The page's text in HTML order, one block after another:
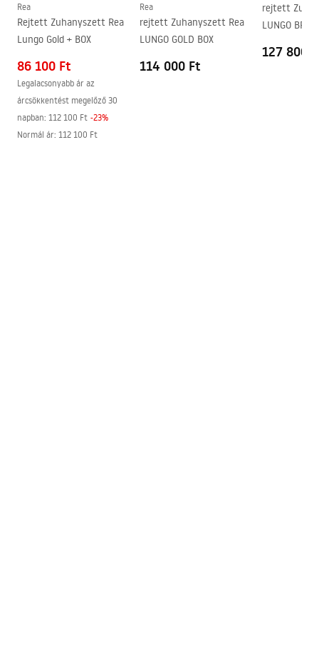
Easy Clean bevonat
Igen, az üveg egyik oldalán
Rea
Rejtett Zuhanyszett Rea
Lungo Gold + BOX
86 100 Ft
Legalacsonyabb ár az
árcsökkentést megelőző 30
napban: 112 100 Ft -23%
Normál ár: 112 100 Ft
Rea
rejtett Zuhanyszett Rea
LUNGO GOLD BOX
114 000 Ft
rejtett
127 800